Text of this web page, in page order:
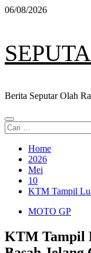
Skip
06/08/2026
Berita Seputar Olah
Primary
Menu
Cari
untuk:
Home
2026
Mei
10
KTM Tampil
MOTO GP
KTM Tampil